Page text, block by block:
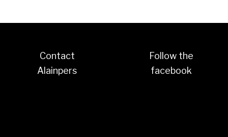
Contact
Alainpers
Follow the
facebook